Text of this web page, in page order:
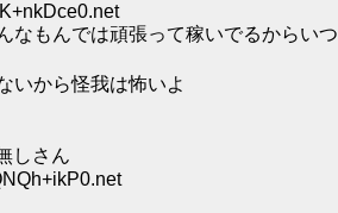
なもんでは頑張って稼いでるからいつ
いから怪我は怖いよ
しさん